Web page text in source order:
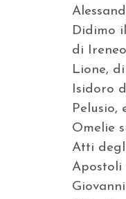
Didimo
di
Lione, di
Isidoro
Pelusio,
Omelie
Atti
Apostoli
Giovanni